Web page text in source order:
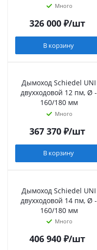
Много
326 000₽/шт
В корзину
Дымоход Schiedel UNI
двухходовой 12 пм, Ø -
160/180 мм
Много
367 370₽/шт
В корзину
Дымоход Schiedel UNI
двухходовой 14 пм, Ø -
160/180 мм
Много
406 940₽/шт